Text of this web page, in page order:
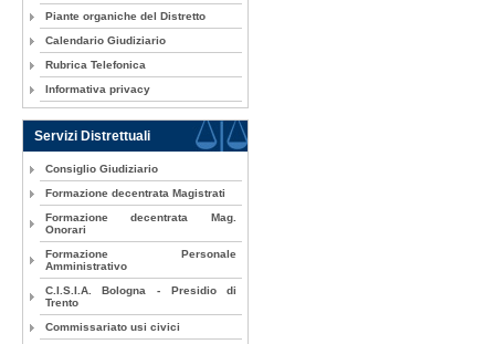
Piante organiche del Distretto
Calendario Giudiziario
Rubrica Telefonica
Informativa privacy
Servizi Distrettuali
Consiglio Giudiziario
Formazione decentrata Magistrati
Formazione decentrata Mag.
Onorari
Formazione Personale
Amministrativo
C.I.S.I.A. Bologna - Presidio di
Trento
Commissariato usi civici